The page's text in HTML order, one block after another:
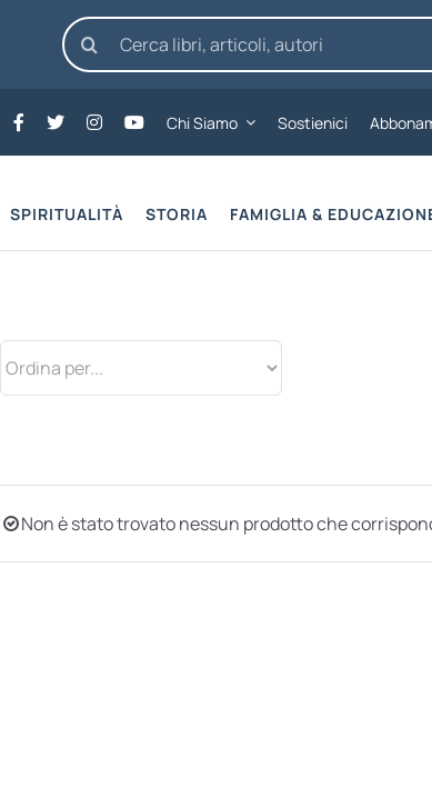
Cerca
per:
Chi Siamo Sostienici
SPIRITUALITÀ STORIA FAMIGLIA &
Non è stato trovato nessun prodotto che